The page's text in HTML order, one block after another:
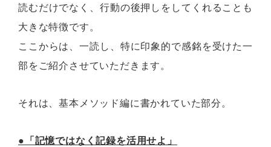
読むだけでなく、行動の後押しをしてくれることも
大きな特徴です。
ここからは、一読し、特に印象的で感銘を受けた一
部をご紹介させていただきます。
それは、基本メソッド編に書かれていた部分。
●「記憶ではなく記録を活用せよ」